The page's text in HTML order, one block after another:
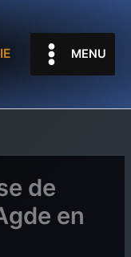
MENU
de
en